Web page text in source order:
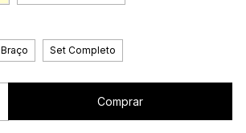
Braço Set Completo